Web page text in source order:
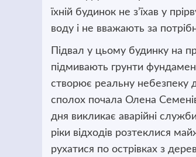
їхній будинок не з’їхав у
воду і не вважають за
Підвал у цьому будинку на
підмивають грунти
створює реальну небезпеку
сполох почала Олена
дня викликає аварійні
ріки відходів розтеклися
рухатися по острівках з